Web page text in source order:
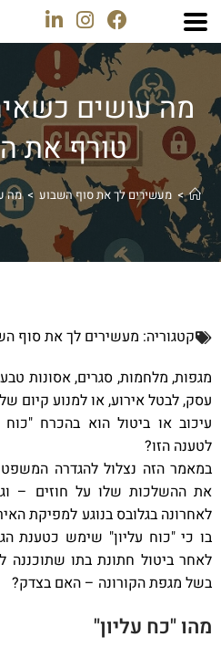
מה עושים
טורף את
> מעשירים לך את סוף השבוע > מה
קטגוריה: מעשירים לך את סוף
מגפות, מלחמות, סגרים, אסונות
עסק, לבטל אירוע, או למנוע קיום
עיכוב או ביטול הוא בהכרח
לטענה הזו?
במאמר הזה נצלול להגדרה
את ההשלכות שלו על חוזים –
לאחרונה בגלובס בנוגע למפיקת
בו כי "כוח עליון" שימש כטענת
בשל מגפת הקורונה – האם בצדק?
מהו "כח עליון"